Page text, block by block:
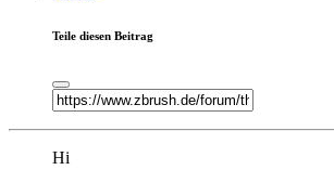
Teile diesen Beitrag
Hi